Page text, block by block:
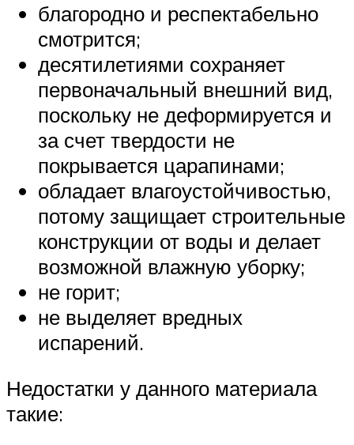
благородно и респектабельно
смотрится;
десятилетиями сохраняет
первоначальный внешний вид,
поскольку не деформируется и
за счет твердости не
покрывается царапинами;
обладает влагоустойчивостью,
потому защищает строительные
конструкции от воды и делает
возможной влажную уборку;
не горит;
не выделяет вредных
испарений.
Недостатки у данного материала
такие: